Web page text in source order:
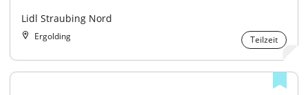
Lidl Straubing Nord
Ergolding Teilzeit